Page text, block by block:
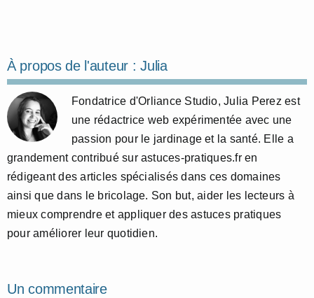
À propos de l'auteur :Julia
Fondatrice d'Orliance Studio, Julia Perez est
une rédactrice web expérimentée avec une
passion pour le jardinage et la santé. Elle a
grandement contribué sur astuces-pratiques.fr en
rédigeant des articles spécialisés dans ces domaines
ainsi que dans le bricolage. Son but, aider les lecteurs à
mieux comprendre et appliquer des astuces pratiques
pour améliorer leur quotidien.
Un commentaire